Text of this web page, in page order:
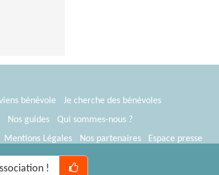
!
bénévole
Je cherche des bénévoles
Nos guides
Qui sommes-nous ?
Mentions Légales Nos partenaires
Espace presse
Bénévoles 2012-2026